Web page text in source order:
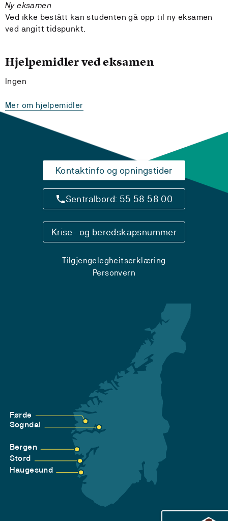
Ny eksamen
Ved ikke bestått kan studenten gå opp til ny eksamen
ved angitt tidspunkt.
Hjelpemidler ved eksamen
Ingen
Mer om hjelpemidler
Kontaktinfo og opningstider
Sentralbord: 55 58 58 00
Krise- og beredskapsnummer
Tilgjengelegheitserklæring
Personvern
Førde
Sogndal
Bergen
Stord
Haugesund